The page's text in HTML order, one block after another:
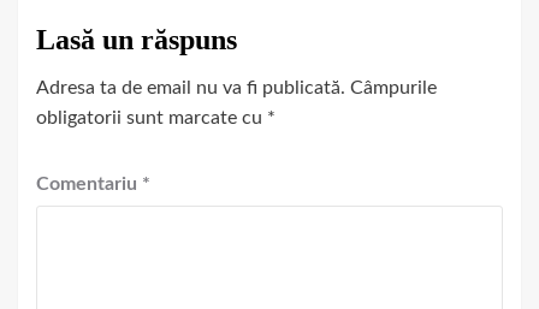
Lasă un răspuns
Adresa ta de email nu va fi publicată. Câmpurile
obligatorii sunt marcate cu *
Comentariu *